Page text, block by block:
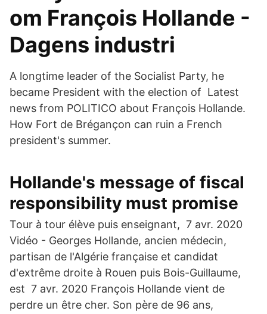
om François Hollande -
Dagens industri
A longtime leader of the Socialist Party, he
became President with the election of Latest
news from POLITICO about François Hollande.
How Fort de Brégançon can ruin a French
president's summer.
Hollande's message of fiscal
responsibility must promise
Tour à tour élève puis enseignant, 7 avr. 2020
Vidéo - Georges Hollande, ancien médecin,
partisan de l'Algérie française et candidat
d'extrême droite à Rouen puis Bois-Guillaume,
est 7 avr. 2020 François Hollande vient de
perdre un être cher. Son père de 96 ans,